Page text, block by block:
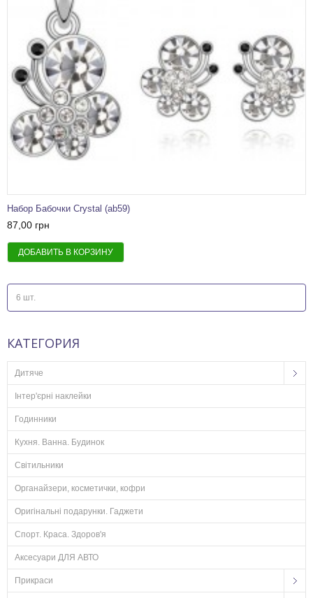
Набор Бабочки Crystal (ab59)
87,00 грн
ДОБАВИТЬ В КОРЗИНУ
6 шт.
КАТЕГОРИЯ
Дитяче
Інтер'єрні наклейки
Годинники
Кухня. Ванна. Будинок
Світильники
Органайзери, косметички, кофри
Оригінальні подарунки. Гаджети
Спорт. Краса. Здоров'я
Аксесуари ДЛЯ АВТО
Прикраси